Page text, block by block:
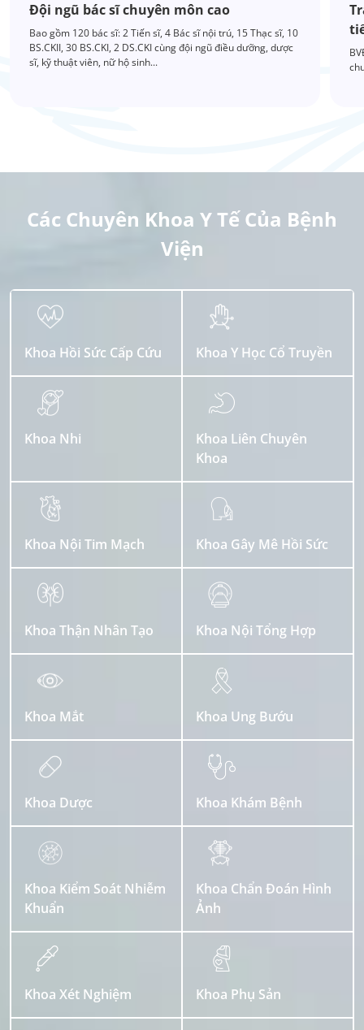
Đội ngũ bác sĩ chuyên môn cao
Bao gồm 120 bác sĩ: 2 Tiến sĩ, 4 Bác sĩ nội trú, 15 Thạc sĩ, 10
BS.CKII, 30 BS.CKI, 2 DS.CKI cùng đội ngũ điều dưỡng, dược
sĩ, kỹ thuật viên, nữ hộ sinh...
Các Chuyên Khoa Y Tế Của Bệnh
Viện
Khoa Hồi Sức Cấp Cứu Khoa Y Học Cổ Truyền
Khoa Nhi
Khoa Liên Chuyên
Khoa
Khoa Nội Tim Mạch Khoa Gây Mê Hồi Sức
Khoa Thận Nhân Tạo Khoa Nội Tổng Hợp
Khoa Mắt Khoa Ung Bướu
Khoa Dược Khoa Khám Bệnh
Khoa Kiểm Soát Nhiễm
Khuẩn
Khoa Chẩn Đoán Hình
Ảnh
Khoa Xét Nghiệm Khoa Phụ Sản